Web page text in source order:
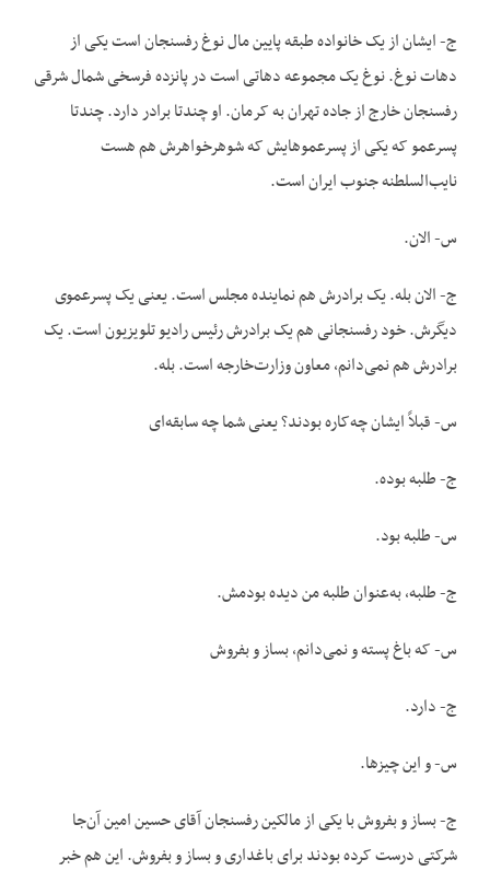
ج- ایشان از یک خانواده طبقه پایین مال نوغ رفسنجان است یکی از
دهات نوغ. نوغ یک مجموعه دهاتی است در پانزده فرسخی شمال شرقی
رفسنجان خارج از جاده تهران به کرمان. او چندتا برادر دارد. چندتا
پسرعمو که یکی از پسرعموهایش که شوهرخواهرش هم هست
نایب‌السلطنه جنوب ایران است.
س- الان.
ج- الان بله. یک برادرش هم نماینده مجلس است. یعنی یک پسرعموی
دیگرش. خود رفسنجانی هم یک برادرش رئیس رادیو تلویزیون است. یک
برادرش هم نمی‌دانم، معاون وزارت‌خارجه است. بله.
س- قبلاً ایشان چه‌کاره بودند؟ یعنی شما چه سابقه‌ای
ج- طلبه بوده.
س- طلبه بود.
ج- طلبه، به‌عنوان طلبه من دیده بودمش.
س- که باغ پسته و نمی‌دانم، بساز و بفروش
ج- دارد.
س- و این چیزها.
ج- بساز و بفروش با یکی از مالکین رفسنجان آقای حسین امین آن‌جا
شرکتی درست کرده بودند برای باغداری و بساز و بفروش. این هم خبر